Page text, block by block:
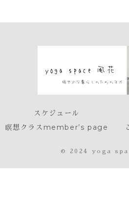
スケジュール
瞑想クラスmember’s page
© 2024 yoga